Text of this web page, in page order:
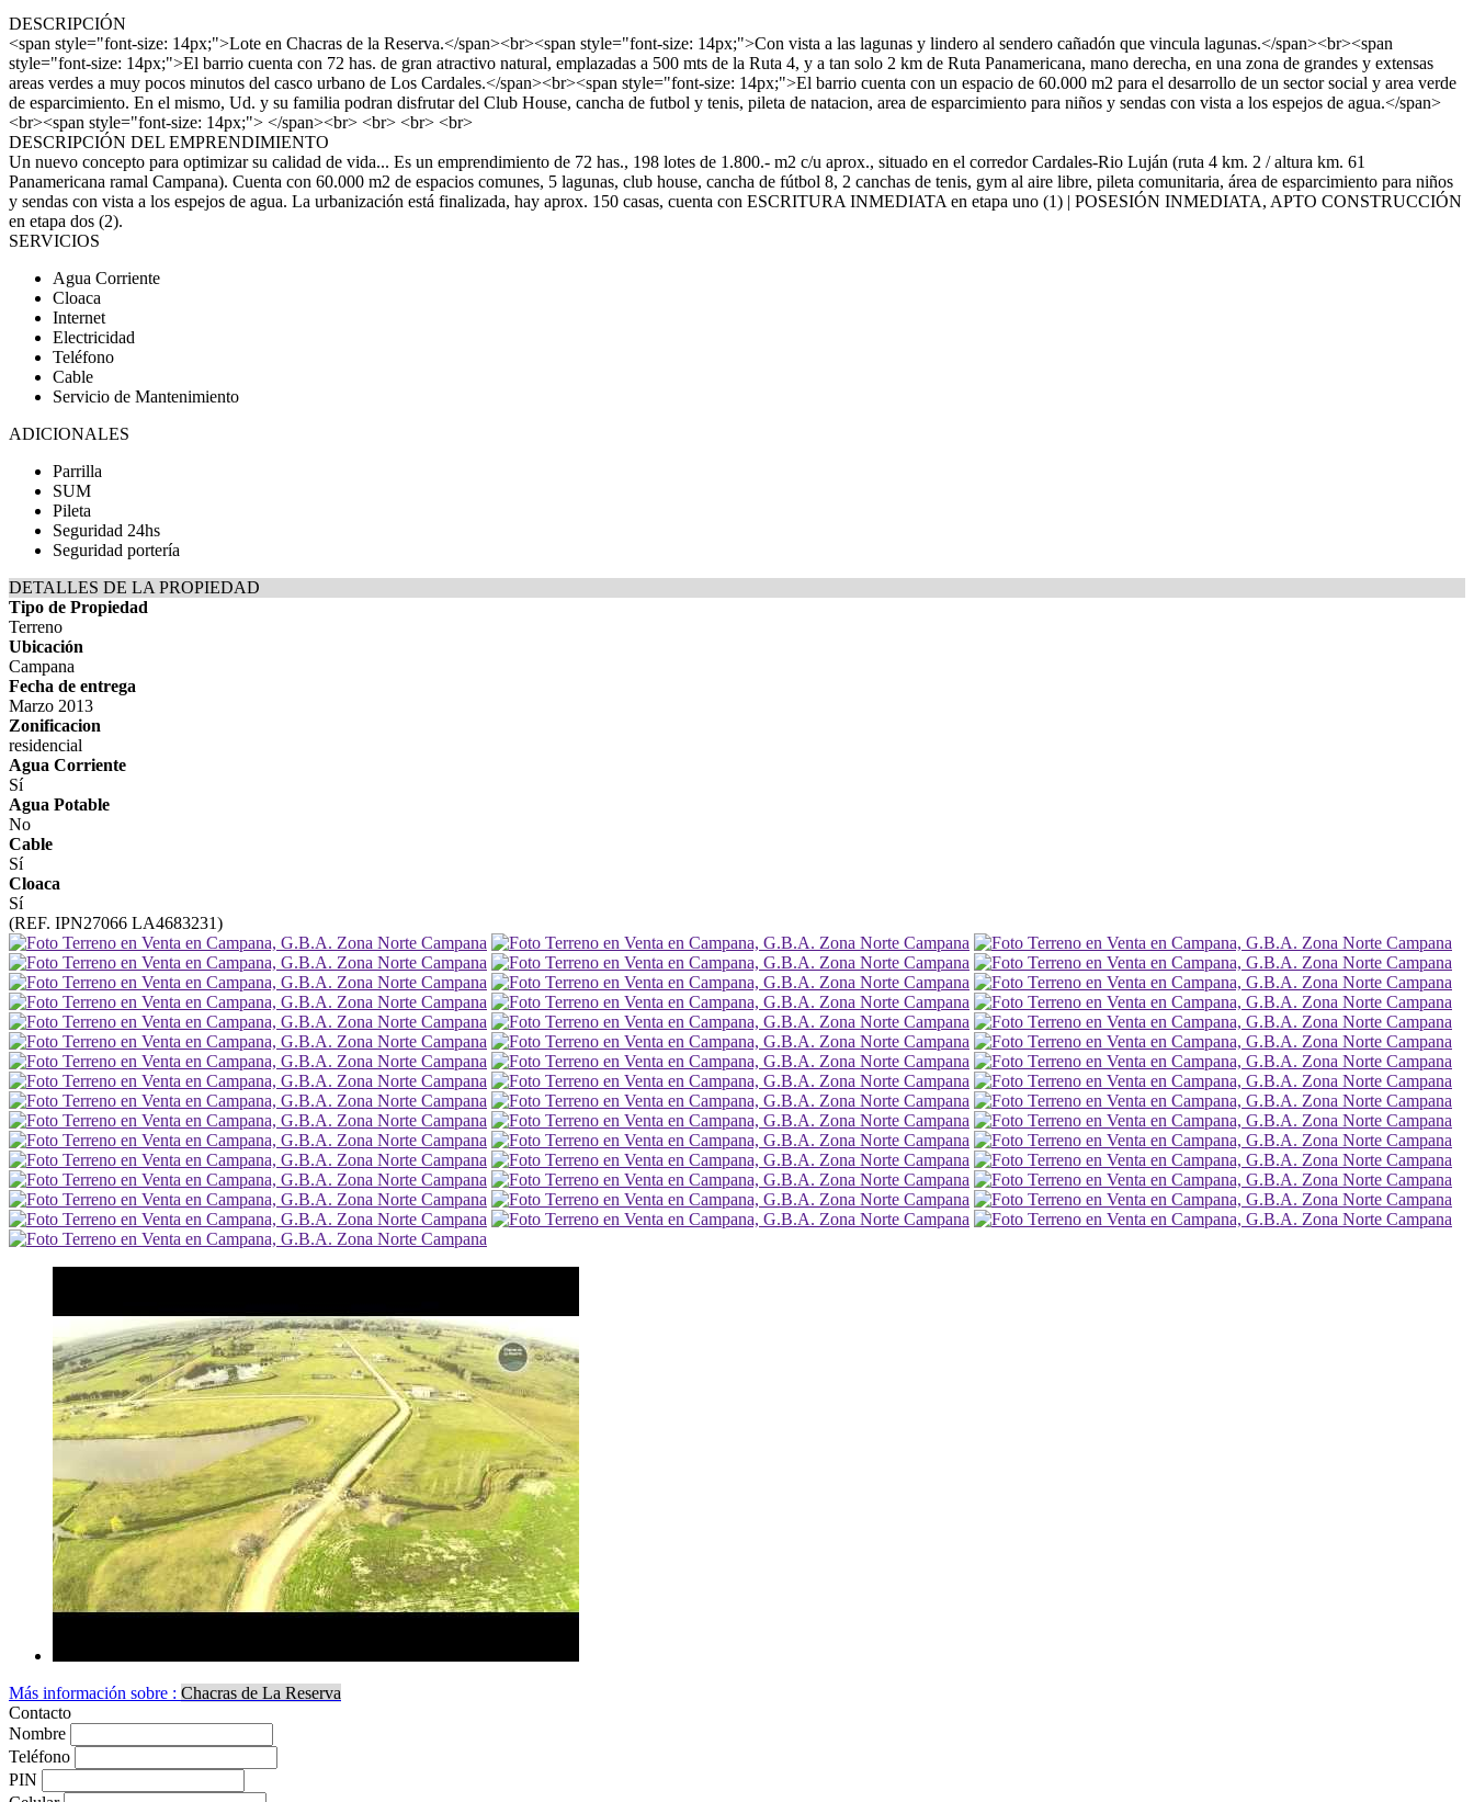
DESCRIPCIÓN
<span style="font-size: 14px;">Lote en Chacras de la Reserva.</span><br><span style="font-size: 14px;">Con vista a las lagunas y lindero al sendero cañadón que vincula lagunas.</span><br><span
style="font-size: 14px;">El barrio cuenta con 72 has. de gran atractivo natural, emplazadas a 500 mts de la Ruta 4, y a tan solo 2 km de Ruta Panamericana, mano derecha, en una zona de grandes y extensas
areas verdes a muy pocos minutos del casco urbano de Los Cardales.</span><br><span style="font-size: 14px;">El barrio cuenta con un espacio de 60.000 m2 para el desarrollo de un sector social y area verde
de esparcimiento. En el mismo, Ud. y su familia podran disfrutar del Club House, cancha de futbol y tenis, pileta de natacion, area de esparcimiento para niños y sendas con vista a los espejos de agua.</span>
<br><span style="font-size: 14px;"> </span><br> <br> <br> <br>
DESCRIPCIÓN DEL EMPRENDIMIENTO
Un nuevo concepto para optimizar su calidad de vida... Es un emprendimiento de 72 has., 198 lotes de 1.800.- m2 c/u aprox., situado en el corredor Cardales-Rio Luján (ruta 4 km. 2 / altura km. 61
Panamericana ramal Campana). Cuenta con 60.000 m2 de espacios comunes, 5 lagunas, club house, cancha de fútbol 8, 2 canchas de tenis, gym al aire libre, pileta comunitaria, área de esparcimiento para niños
y sendas con vista a los espejos de agua. La urbanización está finalizada, hay aprox. 150 casas, cuenta con ESCRITURA INMEDIATA en etapa uno (1) | POSESIÓN INMEDIATA, APTO CONSTRUCCIÓN
en etapa dos (2).
SERVICIOS
Agua Corriente
Cloaca
Internet
Electricidad
Teléfono
Cable
Servicio de Mantenimiento
ADICIONALES
Parrilla
SUM
Pileta
Seguridad 24hs
Seguridad portería
DETALLES DE LA PROPIEDAD
Tipo de Propiedad
Terreno
Ubicación
Campana
Fecha de entrega
Marzo 2013
Zonificacion
residencial
Agua Corriente
Sí
Agua Potable
No
Cable
Sí
Cloaca
Sí
(REF. IPN27066 LA4683231)
Más información sobre : Chacras de La Reserva
Contacto
Nombre
Teléfono
PIN